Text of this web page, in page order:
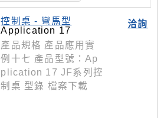
洽詢
控制桌 - 彎馬型
Application 17
產品規格 產品應用實
例十七 產品型號：Ap
plication 17 JF系列控
制桌 型錄 檔案下載